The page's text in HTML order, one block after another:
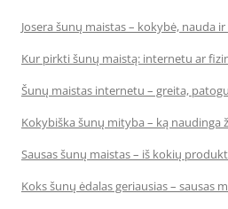
Josera šunų maistas – kokybė, nauda
Kur pirkti šunų maistą: internetu ar
Šunų maistas internetu – greita,
Kokybiška šunų mityba – ką naudinga
Sausas šunų maistas – iš kokių
Koks šunų ėdalas geriausias – sausas